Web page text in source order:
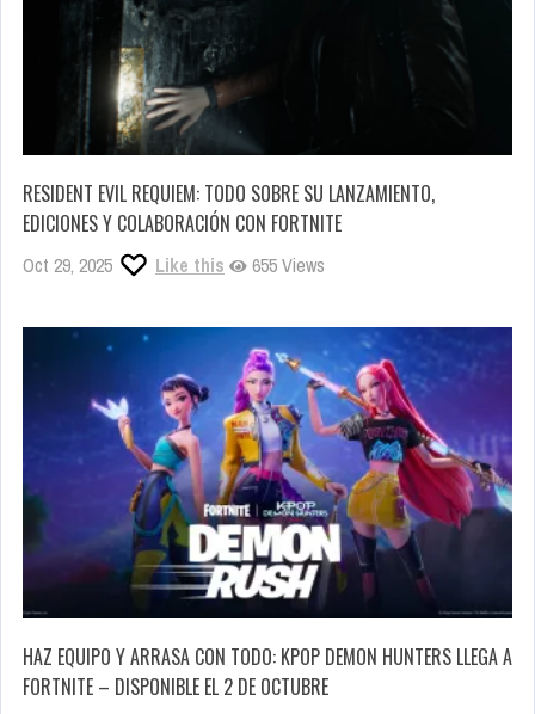
RESIDENT EVIL REQUIEM: TODO SOBRE SU LANZAMIENTO,
EDICIONES Y COLABORACIÓN CON FORTNITE
Oct 29, 2025 Like this 655 Views
HAZ EQUIPO Y ARRASA CON TODO: KPOP DEMON HUNTERS LLEGA A
FORTNITE – DISPONIBLE EL 2 DE OCTUBRE